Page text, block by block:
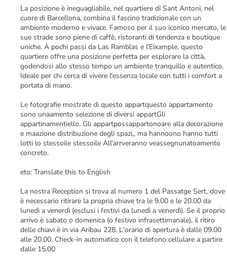
La posizione è ineguagliabile, nel quartiere di Sant Antoni, nel
cuore di Barcellona, combina il fascino tradizionale con un
ambiente moderno e vivace. Famoso per il suo iconico mercato, le
sue strade sono piene di caffè, ristoranti di tendenza e boutique
uniche. A pochi passi da Las Ramblas e l'Eixample, questo
quartiere offre una posizione perfetta per esplorare la città,
godendosi allo stesso tempo un ambiente tranquillo e autentico.
Ideale per chi cerca di vivere l'essenza locale con tutti i comfort a
portata di mano.
Le fotografie mostrate di questo appartquesto appartamento
sono unaamento selezione di diversi appartGli
appartinamentiello. Gli appartpossappartonoare alla decorazione
e maazione distribuzione degli spazi,, ma hannoono hanno tutti
lotti lo stessoile stessoile All'arrveranno veassegnunatoamento
concreto.
eto: Translate this to English
La nostra Reception si trova al numero 1 del Passatge Sert, dove
è necessario ritirare la propria chiave tra le 9.00 e le 20.00 da
lunedì a venerdì (esclusi i festivi da lunedì a venerdì). Se il proprio
arrivo è sabato o domenica (o festivo infrasettimanale), il ritiro
delle chiavi è in via Aribau 228. L'orario di apertura è dalle 09.00
alle 20.00. Check-in automatico con il telefono cellulare a partire
dalle 15.00